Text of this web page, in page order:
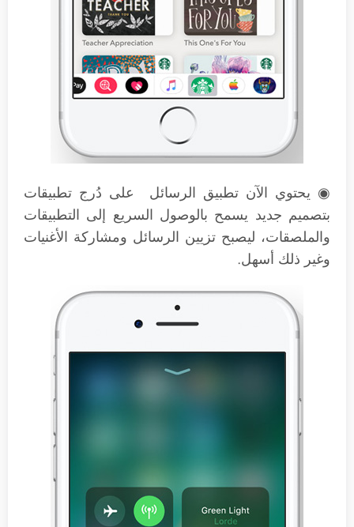
◉ يحتوي الآن تطبيق الرسائل على دُرج تطبيقات
بتصميم جديد يسمح بالوصول السريع إلى التطبيقات
والملصقات، ليصبح تزيين الرسائل ومشاركة الأغنيات
وغير ذلك أسهل.